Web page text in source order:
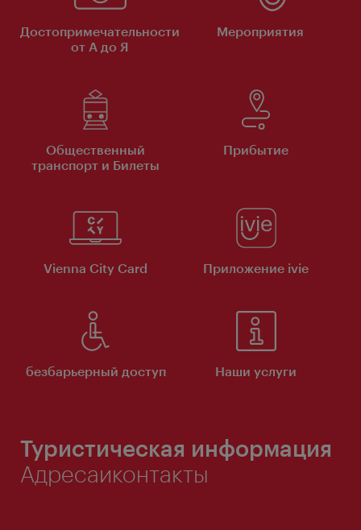
Достопримечательности
от А до Я
Мероприятия
Общественный
транспорт и Билеты
Прибытие
Vienna City Card Приложение ivie
безбарьерный доступ Наши услуги
Туристическая информация
Адресаиконтакты